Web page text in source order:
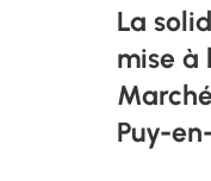
La
mise à
Puy-